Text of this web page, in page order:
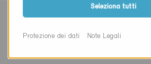
Seleziona tutti
Protezione dei dati Note Legali